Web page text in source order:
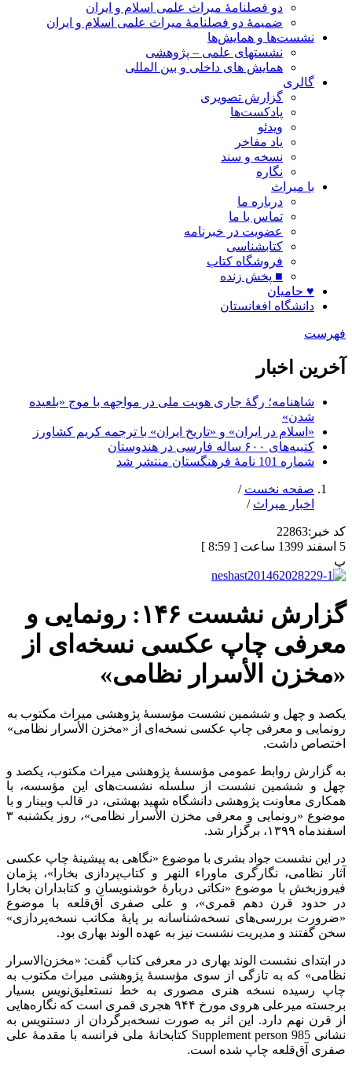
دو فصلنامۀ میراث علمی اسلام و ایران
ضمیمۀ دو فصلنامۀ میراث علمی اسلام و ایران
نشست‌ها و همایش‌ها
نشستهای علمی – پژوهشی
همایش های داخلی و بین المللی
گالری
گزارش تصویری
پادکست‌ها
ویدئو
یاد مفاخر
نسخه و سند
نگاره
با میراث
درباره ما
تماس با ما
عضویت در خبرنامه
کتابشناسی
فروشگاه کتاب
■ پخش زنده
♥ حامیان
دانشگاه افغانستان
فهرست
آخرین اخبار
شاهنامه؛ رگۀ جاری هویت ملی در مواجهه با موج «بلعیده
شدن»
«اسلام در ایران» و «تاریخ ایران» با ترجمه کریم کشاورز
کتیبه‌های ۶۰۰ ساله فارسی در هندوستان
شماره 101 نامۀ فرهنگستان منتشر شد
صفحه نخست /
اخبار میراث /
کد خبر:22863
5 اسفند 1399 ساعت [ 8:59 ]
پ
گزارش نشست ۱۴۶: رونمایی و
معرفی چاپ عکسی نسخه‌ای از
«مخزن الأسرار نظامی»
یکصد و چهل و ششمین نشست مؤسسۀ پژوهشی میراث مکتوب به
رونمایی و معرفی چاپ عکسی نسخه‌ای از «مخزن الأسرار نظامی»
اختصاص داشت.
به گزارش روابط عمومی مؤسسۀ پژوهشی میراث مکتوب، یکصد و
چهل و ششمین نشست از سلسله نشست‌های این مؤسسه، با
همکاری معاونت پژوهشی دانشگاه شهید بهشتی، در قالب وبینار و با
موضوع «رونمایی و معرفی مخزن الأسرار نظامی»، روز یکشنبه ۳
اسفندماه ۱۳۹۹، برگزار شد.
در این نشست جواد بشری با موضوع «نگاهی به پیشینۀ چاپ عکسی
آثار نظامی، نگارگری ماوراء النهر و کتاب‌پردازی بخارا»، پژمان
فیروزبخش با موضوع «نکاتی دربارۀ خوشنویسان و کتابداران بخارا
در حدود قرن دهم قمری»، و علی صفری آق‌قلعه با موضوع
«ضرورت بررسی‌های نسخه‌شناسانه بر پایۀ مکاتب نسخه‌پردازی»
سخن گفتند و مدیریت نشست نیز به عهده الوند بهاری بود.
در ابتدای نشست الوند بهاری در معرفی کتاب گفت: «مخزن‌الاسرار
نظامی» که به تازگی از سوی مؤسسۀ پژوهشی میراث مکتوب به
چاپ رسیده نسخه هنری مصوری به خط نستعلیق‌نویس بسیار
برجسته میرعلی هروی مورخ ۹۴۴ هجری قمری است که نگاره‌هایی
از قرن نهم دارد. این اثر به صورت نسخه‌برگردان از دستنویس به
نشانی Supplement person 985 کتابخانۀ ملی فرانسه با مقدمۀ علی
صفری آق‌قلعه چاپ شده است.